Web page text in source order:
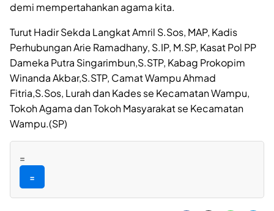
demi mempertahankan agama kita.
Turut Hadir Sekda Langkat Amril S.Sos, MAP, Kadis
Perhubungan Arie Ramadhany, S.IP, M.SP, Kasat Pol PP
Dameka Putra Singarimbun,S.STP, Kabag Prokopim
Winanda Akbar,S.STP, Camat Wampu Ahmad
Fitria,S.Sos, Lurah dan Kades se Kecamatan Wampu,
Tokoh Agama dan Tokoh Masyarakat se Kecamatan
Wampu.(SP)
=
=